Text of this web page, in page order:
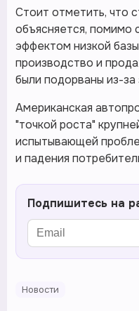
Стоит отметить, что
объясняется, помимо
эффектом низкой
производство и
были подорваны из-
Американская
"точкой роста"
испытывающей
и падения
Подпишитесь на
Новости